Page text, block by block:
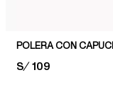
PRICE:
S/ 109